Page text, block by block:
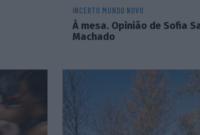
INCERTO MUNDO NOVO
À mesa. Opinião de Sofia
Machado